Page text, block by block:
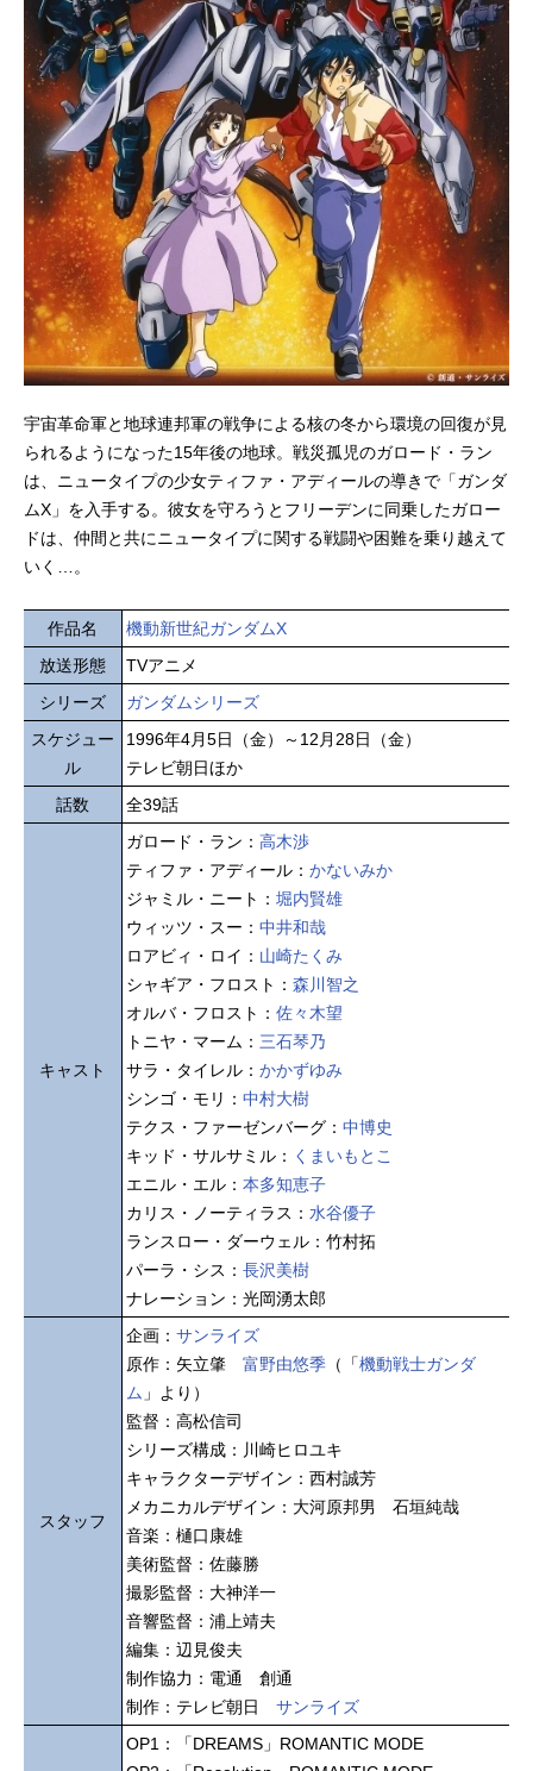
宇宙革命軍と地球連邦軍の戦争による核の冬から環境の回復が見
られるようになった15年後の地球。戦災孤児のガロード・ラン
は、ニュータイプの少女ティファ・アディールの導きで「ガンダ
ムX」を入手する。彼女を守ろうとフリーデンに同乗したガロー
ドは、仲間と共にニュータイプに関する戦闘や困難を乗り越えて
いく…。
作品名
機動新世紀ガンダムX
放送形態
TVアニメ
シリーズ
ガンダムシリーズ
スケジュー
ル
1996年4月5日（金）～12月28日（金）
テレビ朝日ほか
話数
全39話
キャスト
ガロード・ラン： 高木渉
ティファ・アディール： かないみか
ジャミル・ニート： 堀内賢雄
ウィッツ・スー： 中井和哉
ロアビィ・ロイ： 山崎たくみ
シャギア・フロスト： 森川智之
オルバ・フロスト： 佐々木望
トニヤ・マーム： 三石琴乃
サラ・タイレル： かかずゆみ
シンゴ・モリ： 中村大樹
テクス・ファーゼンバーグ： 中博史
キッド・サルサミル： くまいもとこ
エニル・エル： 本多知恵子
カリス・ノーティラス： 水谷優子
ランスロー・ダーウェル：竹村拓
パーラ・シス： 長沢美樹
ナレーション：光岡湧太郎
スタッフ
企画： サンライズ
原作：矢立肇 富野由悠季 （「機動戦士ガンダ
ム 」より）
監督：高松信司
シリーズ構成：川崎ヒロユキ
キャラクターデザイン：西村誠芳
メカニカルデザイン：大河原邦男 石垣純哉
音楽：樋口康雄
美術監督：佐藤勝
撮影監督：大神洋一
音響監督：浦上靖夫
編集：辺見俊夫
制作協力：電通 創通
制作：テレビ朝日 サンライズ
OP1：「DREAMS」ROMANTIC MODE